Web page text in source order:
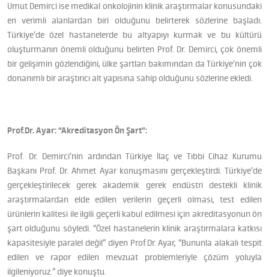
Umut Demirci ise medikal onkolojinin klinik araştırmalar konusundaki
en verimli alanlardan biri olduğunu belirterek sözlerine başladı.
Türkiye’de özel hastanelerde bu altyapıyı kurmak ve bu kültürü
oluşturmanın önemli olduğunu belirten Prof. Dr. Demirci, çok önemli
bir gelişimin gözlendiğini, ülke şartları bakımından da Türkiye’nin çok
donanımlı bir araştırıcı alt yapısına sahip olduğunu sözlerine ekledi.
Prof.Dr. Ayar: “Akreditasyon Ön Şart”:
Prof. Dr. Demirci’nin ardından Türkiye İlaç ve Tıbbi Cihaz Kurumu
Başkanı Prof. Dr. Ahmet Ayar konuşmasını gerçekleştirdi. Türkiye’de
gerçekleştirilecek gerek akademik gerek endüstri destekli klinik
araştırmalardan elde edilen verilerin geçerli olması, test edilen
ürünlerin kalitesi ile ilgili geçerli kabul edilmesi için akreditasyonun ön
şart olduğunu söyledi. “Özel hastanelerin klinik araştırmalara katkısı
kapasitesiyle paralel değil” diyen Prof.Dr. Ayar, “Bununla alakalı tespit
edilen ve rapor edilen mevzuat problemleriyle çözüm yoluyla
ilgileniyoruz.” diye konuştu.